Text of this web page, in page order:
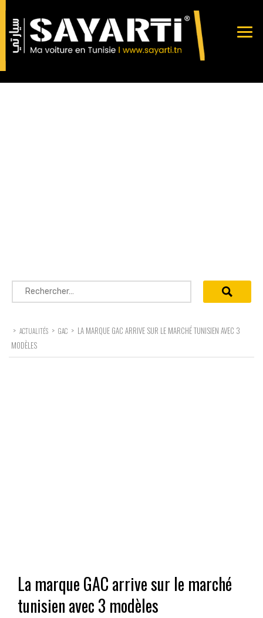
Rechercher :
> ACTUALITÉS > GAC > LA MARQUE GAC ARRIVE SUR LE MARCHÉ TUNISIEN AVEC 3
MODÈLES
La marque GAC arrive sur le marché
tunisien avec 3 modèles